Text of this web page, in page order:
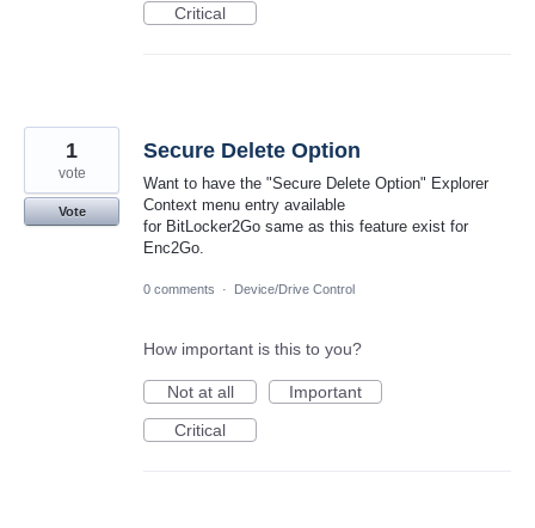
Critical
Secure Delete Option
Want to have the "Secure Delete Option" Explorer
Context menu entry available
for BitLocker2Go same as this feature exist for
Enc2Go.
1
vote
Vote
0 comments · Device/Drive Control
How important is this to you?
Not at all
Important
Critical